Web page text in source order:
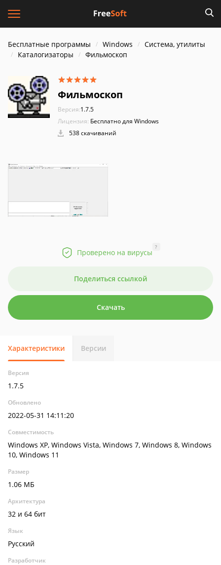
Бесплатные программы Windows
Система, утилиты
Каталогизаторы
Фильмоскоп
Фильмоскоп
Версия:1.7.5
Лицензия: Бесплатно для Windows
538 скачиваний
Проверено на вирусы
?
Поделиться ссылкой
Скачать
Характеристики Версии
Версия
1.7.5
Обновлено
2022-05-31 14:11:20
Совместимость
Windows XP, Windows Vista, Windows 7, Windows 8, Windows
10, Windows 11
Размер
1.06 МБ
Архитектура
32 и 64 бит
Язык
Русский
Разработчик